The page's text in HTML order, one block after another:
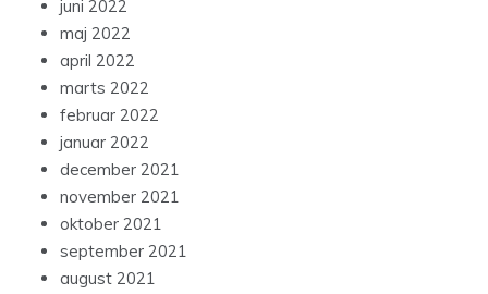
juni 2022
maj 2022
april 2022
marts 2022
februar 2022
januar 2022
december 2021
november 2021
oktober 2021
september 2021
august 2021